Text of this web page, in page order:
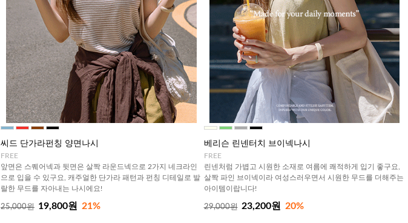
씨드 단가라펀칭 양면나시
FREE
앞면은 스퀘어넥과 뒷면은 살짝 라운드넥으로 2가지 네크라인
으로 입을 수 있구요, 캐주얼한 단가라 패턴과 펀칭 디테일로 발
랄한 무드를 자아내는 나시에요!
25,000원 19,800원 21%
베리슨 린넨터치 브이넥나시
FREE
린넨처럼 가볍고 시원한 소재로 여름에 쾌적하게 입기 좋구요,
살짝 파인 브이넥이라 여성스러우면서 시원한 무드를 더해주는
아이템이랍니다!
29,000원 23,200원 20%